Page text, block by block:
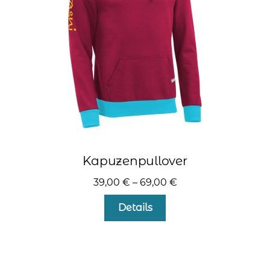
auf
der
Produktseite
gewählt
werden
Kapuzenpullover
39,00 € – 69,00 €
Details